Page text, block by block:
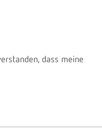
dass meine